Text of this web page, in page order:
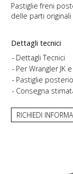
Pastiglie freni
delle parti originali
Dettagli tecnici
Dettagli Tecnici
Per Wrangler JK
Pastiglie
Consegna
RICHIEDI